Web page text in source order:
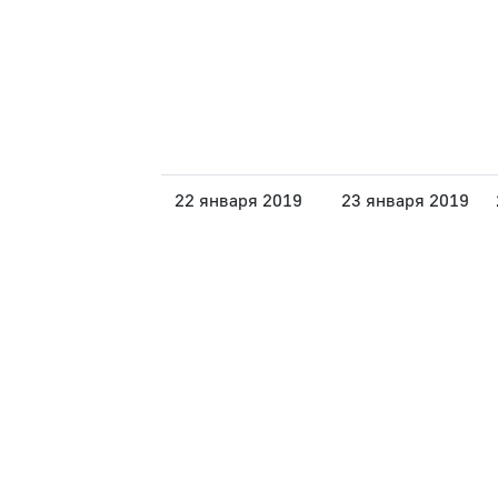
22 января 2019 23 января 2019